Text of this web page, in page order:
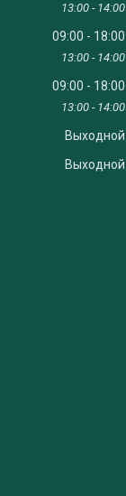
13:00 14:00
09:00 18:00
13:00 14:00
09:00 18:00
13:00 14:00
Выходной
Выходной